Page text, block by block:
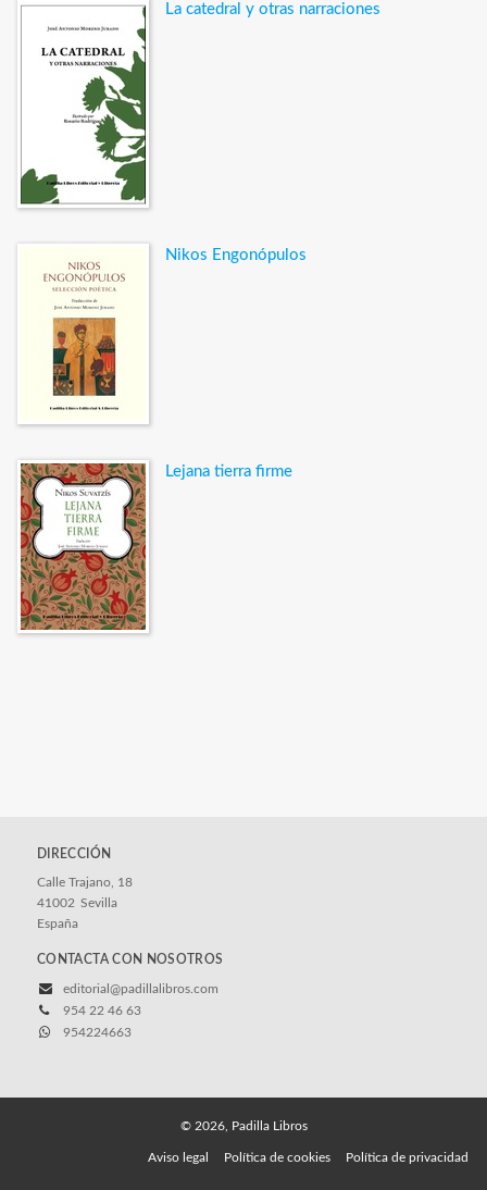
La catedral y otras narraciones
Nikos Engonópulos
Lejana tierra firme
DIRECCIÓN
Calle Trajano, 18
41002 Sevilla
España
CONTACTA CON NOSOTROS
editorial@padillalibros.com
954 22 46 63
954224663
© 2026, Padilla Libros
Aviso legal Política de cookies Política de privacidad